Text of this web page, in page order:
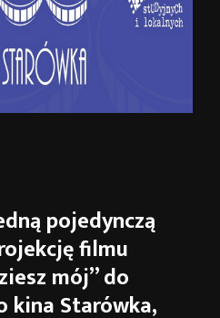
pojedynczą
filmu
mój” do
kina Starówka,